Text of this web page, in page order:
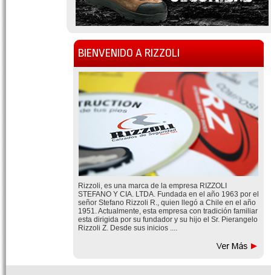
BIENVENIDO A RIZZOLI
Rizzoli, es una marca de la empresa RIZZOLI
STEFANO Y CIA. LTDA. Fundada en el año 1963 por el
señor Stefano Rizzoli R., quien llegó a Chile en el año
1951. Actualmente, esta empresa con tradición familiar
esta dirigida por su fundador y su hijo el Sr. Pierangelo
Rizzoli Z. Desde sus inicios ....